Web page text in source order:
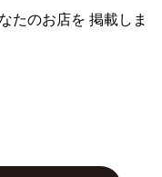
たのお店を 掲載しま